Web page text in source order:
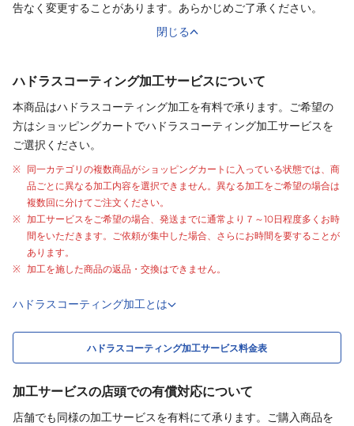
告なく変更することがあります。あらかじめご了承ください。
閉じる
ハドラスコーティング加工サービスについて
本商品はハドラスコーティング加工を有料で承ります。ご希望の
方はショッピングカートでハドラスコーティング加工サービスを
ご選択ください。
同一カテゴリの複数商品がショッピングカートに入っている状態では、商
品ごとに異なる加工内容を選択できません。異なる加工をご希望の場合は
複数回に分けてご注文ください。
加工サービスをご希望の場合、発送までに通常より ７～10日程度多くお時
間をいただきます。ご依頼が集中した場合、さらにお時間を要することが
あります。
加工を施した商品の返品・交換はできません。
ハドラスコーティング加工とは
ハドラスコーティング加工サービス料金表
加工サービスの店頭での有償対応について
店舗でも同様の加工サービスを有料にて承ります。ご購入商品を